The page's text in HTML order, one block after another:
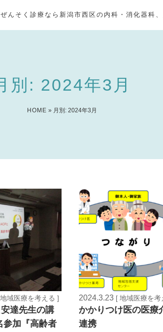
んそく診療なら新潟市西区の内科・消化器科
別: 2024年3月
HOME » 月別: 2024年3月
域医療を考える ]
達先生の講
参加『高齢者
2024.3.23 [ 地域医療を考
かかりつけ医の医療
連携